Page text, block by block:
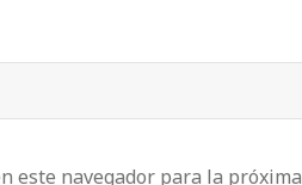
este navegador para la próxima